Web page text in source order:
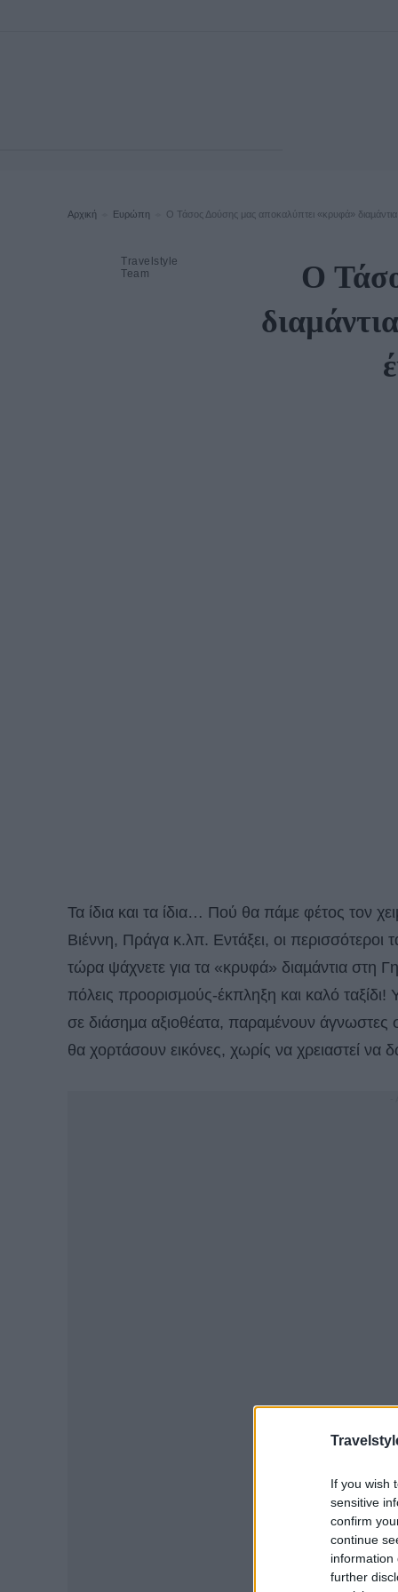
If you wish
sensitive
confirm
continue
information
further
Αρχική Ευρώπη O Τάσος Δούσης μας αποκαλύπτει «κρυφά»
Travelstyle
Team
O
Τα ίδια και τα ίδια… Πού θα πάµε φέτος τον
Βιέννη, Πράγα κ.λπ. Εντάξει, οι περισσότεροι
τώρα ψάχνετε για τα «κρυφά» διαµάντια στη
πόλεις προορισµούς-έκπληξη και καλό
σε διάσημα αξιοθέατα, παραµένουν άγνωστες
θα χορτάσουν εικόνες, χωρίς να χρειαστεί